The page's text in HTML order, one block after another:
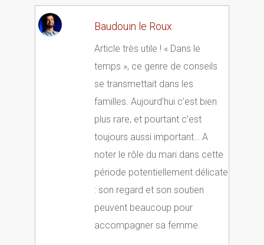
Baudouin le Roux
Article très utile ! « Dans le
temps », ce genre de conseils
se transmettait dans les
familles. Aujourd’hui c’est bien
plus rare, et pourtant c’est
toujours aussi important… A
noter le rôle du mari dans cette
période potentiellement délicate
: son regard et son soutien
peuvent beaucoup pour
accompagner sa femme.